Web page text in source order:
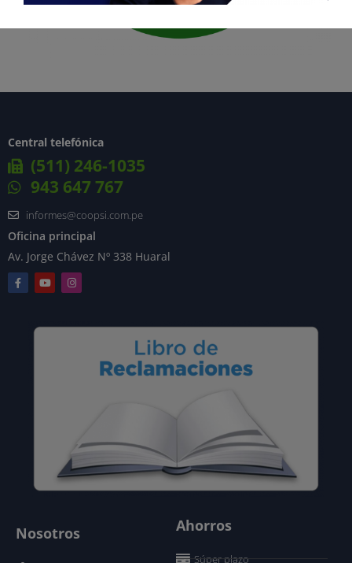
Central telefónica
(511) 246-1035
943 647 767
informes@coopsi.com.pe
Oficina principal
Av. Jorge Chávez Nº 338 Huaral
Nosotros Ahorros
Súper plazo